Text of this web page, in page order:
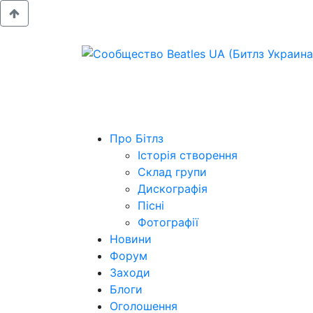
Про Бітлз
Історія створення
Склад групи
Дискографія
Пісні
Фотографії
Новини
Форум
Заходи
Блоги
Оголошення